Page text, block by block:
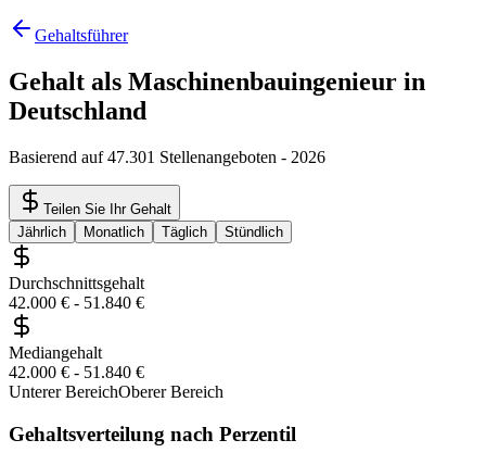
Gehaltsführer
Gehalt als Maschinenbauingenieur in
Deutschland
Basierend auf 47.301 Stellenangeboten - 2026
Teilen Sie Ihr Gehalt
Jährlich
Monatlich Täglich Stündlich
Durchschnittsgehalt
42.000 € - 51.840 €
Mediangehalt
42.000 € - 51.840 €
Unterer BereichOberer Bereich
Gehaltsverteilung nach Perzentil